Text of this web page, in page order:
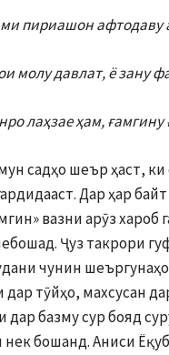
пириашон афтодаву
молу давлат, ё зану
лаҳзае ҳам,
садҳо шеър ҳаст,
Дар ҳар
вазни арӯз хароб
Ҷуз такрори
чунин шеъргунаҳо
дар тӯйҳо, махсусан
дар базму сур бояд
бошанд. Аниси